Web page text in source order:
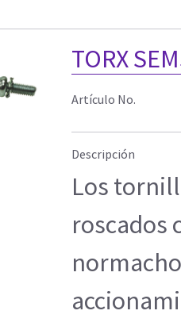
TORX
Artículo No.
Descripción
Los
roscados